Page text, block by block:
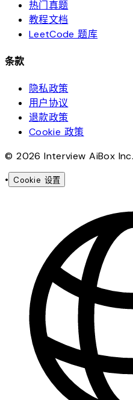
热门真题
教程文档
LeetCode 题库
条款
隐私政策
用户协议
退款政策
Cookie 政策
© 2026 Interview AiBox Inc.
• Cookie 设置